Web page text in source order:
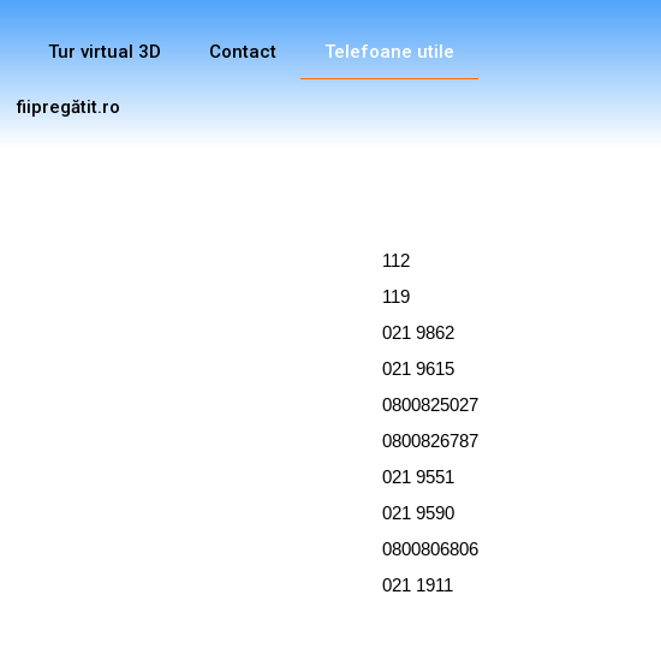
Tur virtual 3D Contact Telefoane utile
fiipregătit.ro
112
119
021 9862
021 9615
0800825027
0800826787
021 9551
021 9590
0800806806
021 1911